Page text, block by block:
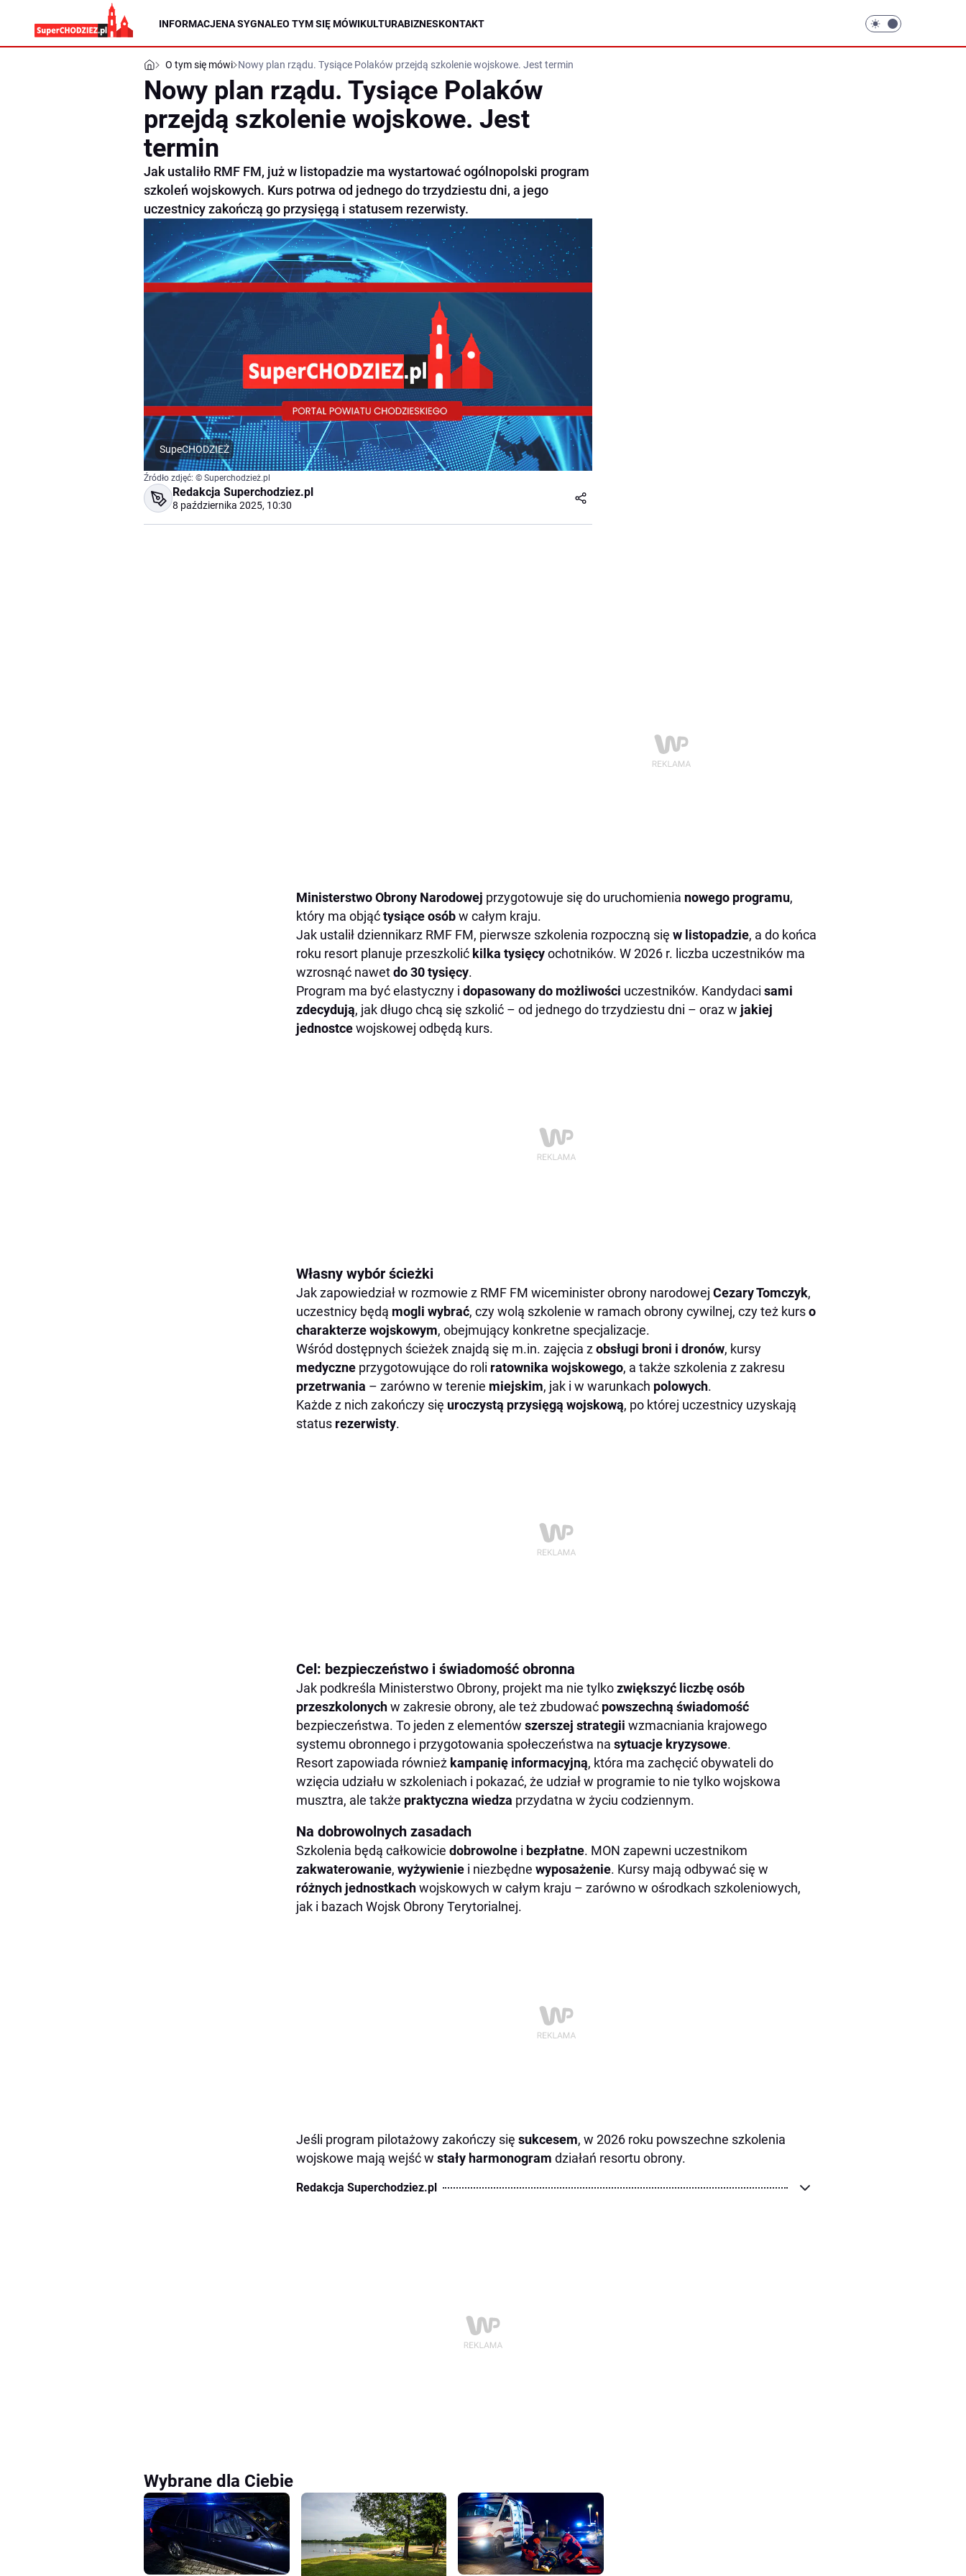
INFORMACJENA SYGNALEO TYM SIĘ MÓWIKULTURABIZNESKONTAKT
O tym się mówi Nowy plan rządu. Tysiące Polaków przejdą szkolenie wojskowe. Jest termin
Nowy plan rządu. Tysiące Polaków
przejdą szkolenie wojskowe. Jest
termin
Jak ustaliło RMF FM, już w listopadzie ma wystartować ogólnopolski program
szkoleń wojskowych. Kurs potrwa od jednego do trzydziestu dni, a jego
uczestnicy zakończą go przysięgą i statusem rezerwisty.
SupeCHODZIEŻ
Źródło zdjęć: © Superchodzież.pl
Redakcja Superchodziez.pl
8 października 2025, 10:30
Ministerstwo Obrony Narodowej przygotowuje się do uruchomienia nowego programu,
który ma objąćtysiące osóbw całym kraju.
Jak ustalił dziennikarz RMF FM, pierwsze szkolenia rozpoczną się w listopadzie, a do końca
roku resort planuje przeszkolić kilka tysięcyochotników. W 2026 r. liczba uczestników ma
wzrosnąć nawetdo 30 tysięcy.
Program ma być elastyczny i dopasowany do możliwości uczestników. Kandydaci sami
zdecydują, jak długo chcą się szkolić – od jednego do trzydziestu dni – oraz w jakiej
jednostcewojskowej odbędą kurs.
Własny wybór ścieżki
Jak zapowiedział w rozmowie z RMF FM wiceminister obrony narodowej Cezary Tomczyk,
uczestnicy będą mogli wybrać, czy wolą szkolenie w ramach obrony cywilnej, czy też kurso
charakterze wojskowym, obejmujący konkretne specjalizacje.
Wśród dostępnych ścieżek znajdą się m.in. zajęcia zobsługi broni i dronów, kursy
medyczne przygotowujące do roli ratownika wojskowego, a także szkolenia z zakresu
przetrwania – zarówno w terenie miejskim, jak i w warunkach polowych.
Każde z nich zakończy się uroczystą przysięgą wojskową, po której uczestnicy uzyskają
status rezerwisty.
Cel: bezpieczeństwo i świadomość obronna
Jak podkreśla Ministerstwo Obrony, projekt ma nie tylkozwiększyć liczbę osób
przeszkolonychw zakresie obrony, ale też zbudować powszechną świadomość
bezpieczeństwa. To jeden z elementów szerszej strategii wzmacniania krajowego
systemu obronnego i przygotowania społeczeństwa na sytuacje kryzysowe.
Resort zapowiada również kampanię informacyjną, która ma zachęcić obywateli do
wzięcia udziału w szkoleniach i pokazać, że udział w programie to nie tylko wojskowa
musztra, ale także praktyczna wiedza przydatna w życiu codziennym.
Na dobrowolnych zasadach
Szkolenia będą całkowicie dobrowolne i bezpłatne. MON zapewni uczestnikom
zakwaterowanie, wyżywienie i niezbędne wyposażenie. Kursy mają odbywać się w
różnych jednostkachwojskowych w całym kraju – zarówno w ośrodkach szkoleniowych,
jak i bazach Wojsk Obrony Terytorialnej.
Jeśli program pilotażowy zakończy się sukcesem, w 2026 roku powszechne szkolenia
wojskowe mają wejść w stały harmonogram działań resortu obrony.
Redakcja Superchodziez.pl
Wybrane dla Ciebie